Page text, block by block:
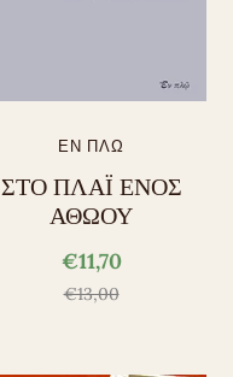
ΕΝ ΠΛΩ
ΣΤΟ ΠΛΑΪ ΕΝΟΣ
ΑΘΩΟΥ
€11,70
€13,00